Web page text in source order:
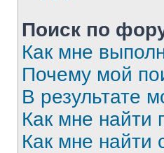
Поиск по
Как мне
Почему мой
В результате
Как мне найти
Как мне найти